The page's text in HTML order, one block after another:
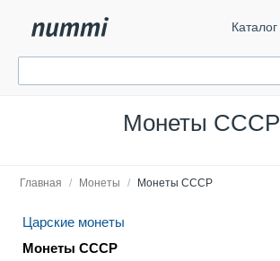
Каталог
Монеты СССР
Главная / Монеты / Монеты СССР
Царские монеты
Монеты СССР